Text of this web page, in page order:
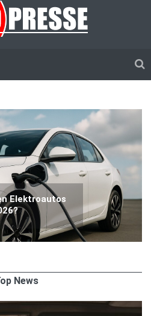
Elektroautos
News